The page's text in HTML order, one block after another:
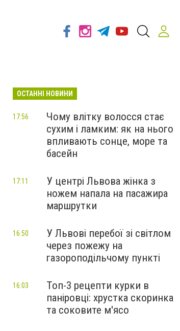
ОСТАННІ НОВИНИ
Чому влітку волосся стає
сухим і ламким: як на нього
впливають сонце, море та
басейн
17:56
У центрі Львова жінка з
ножем напала на пасажира
маршрутки
17:11
У Львові перебої зі світлом
через пожежу на
газороподільчому пункті
16:50
Топ-3 рецепти курки в
паніровці: хрустка скоринка
та соковите м'ясо
16:03